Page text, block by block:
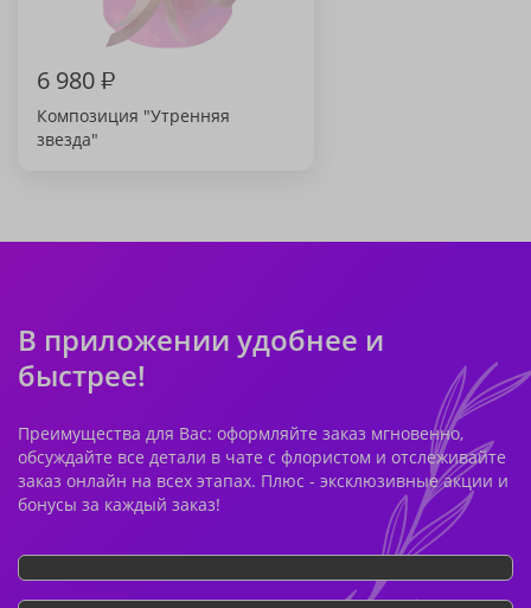
6 980₽
Композиция "Утренняя
звезда"
В приложении удобнее и
быстрее!
Преимущества для Вас: оформляйте заказ мгновенно,
обсуждайте все детали в чате с флористом и отслеживайте
заказ онлайн на всех этапах. Плюс - эксклюзивные акции и
бонусы за каждый заказ!